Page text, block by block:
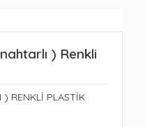
) Renkli
) RENKLİ PLASTİK